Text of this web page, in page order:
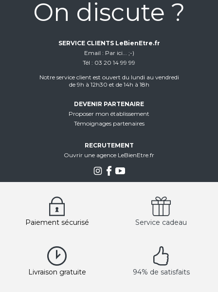
On discute ?
SERVICE CLIENTS LeBienEtre.fr
Email
Par ici... ;-)
Tél
03 20 14 99 99
Notre service client est ouvert du lundi au vendredi
de 9h à 12h30 et de 14h à 18h
DEVENIR PARTENAIRE
Proposer mon établissement
Témoignages partenaires
RECRUTEMENT
Ouvrir une agence LeBienEtre.fr
Paiement sécurisé Service cadeau
Livraison gratuite 94% de satisfaits